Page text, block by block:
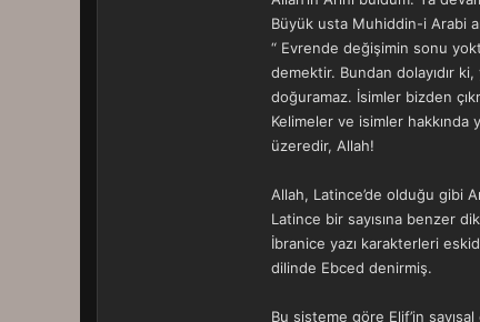
Büyük usta Muhiddin-i Arabi
“ Evrende değişimin sonu
demektir. Bundan dolayıdır
doğuramaz. İsimler bizden
Kelimeler ve isimler hakkında
üzeredir, Allah!
Allah, Latince’de olduğu gibi
Latince bir sayısına benzer
İbranice yazı karakterleri
dilinde Ebced denirmiş.
Bu sisteme göre Elif’in